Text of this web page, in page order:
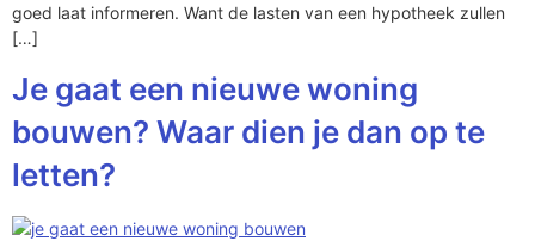
goed laat informeren. Want de lasten van een hypotheek zullen
[…]
Je gaat een nieuwe woning
bouwen? Waar dien je dan op te
letten?